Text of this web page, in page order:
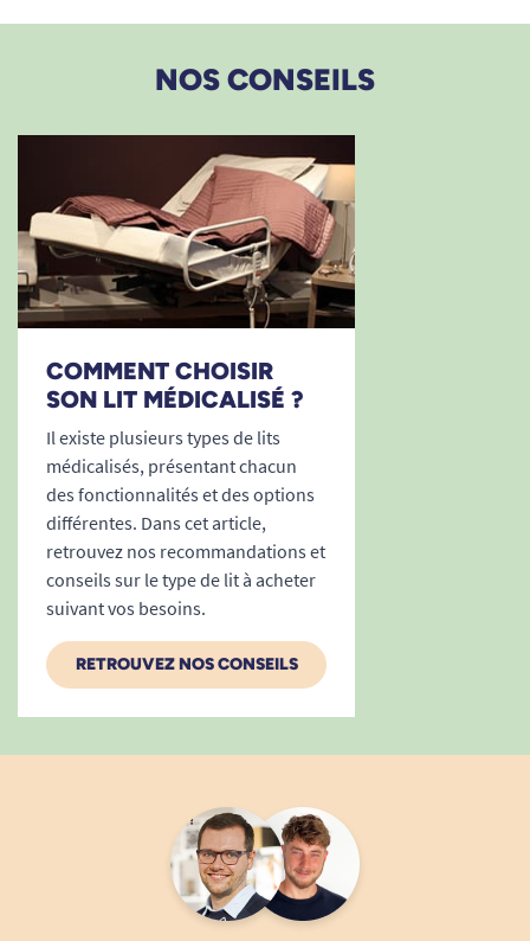
NOS CONSEILS
COMMENT CHOISIR
SON LIT MÉDICALISÉ ?
Il existe plusieurs types de lits
médicalisés, présentant chacun
des fonctionnalités et des options
différentes. Dans cet article,
retrouvez nos recommandations et
conseils sur le type de lit à acheter
suivant vos besoins.
RETROUVEZ NOS CONSEILS